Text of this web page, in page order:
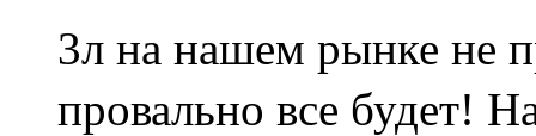
3л на нашем рынке не
провально все будет!